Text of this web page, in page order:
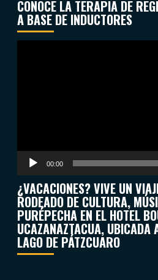
CONOCE LA TERAPIA DE
A BASE DE INDUCTORES
00:00
¿VACACIONES? VIVE UN
RODEADO DE CULTURA,
PURÉPECHA EN EL HOTEL
UCAZANAZTACUA, UBICADA
LAGO DE PÁTZCUARO